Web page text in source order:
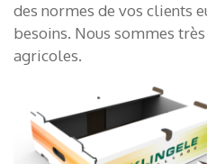
des normes de vos clients
besoins. Nous sommes
agricoles.